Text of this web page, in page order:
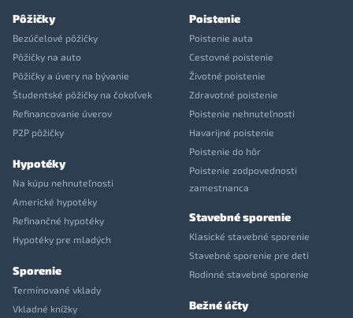
Pôžičky
Bezúčelové pôžičky
Pôžičky na auto
Pôžičky a úvery na bývanie
Študentské pôžičky na čokoľvek
Refinancovanie úverov
P2P pôžičky
Hypotéky
Na kúpu nehnuteľnosti
Americké hypotéky
Refinančné hypotéky
Hypotéky pre mladých
Sporenie
Termínované vklady
Vkladné knížky
Poistenie
Poistenie auta
Cestovné poistenie
Životné poistenie
Zdravotné poistenie
Poistenie nehnuteľnosti
Havarijné poistenie
Poistenie do hôr
Poistenie zodpovednosti
zamestnanca
Stavebné sporenie
Klasické stavebné sporenie
Stavebné sporenie pre deti
Rodinné stavebné sporenie
Bežné účty